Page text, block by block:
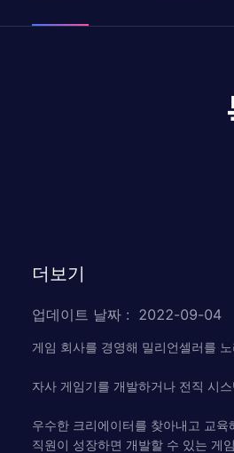
더보기
업데이트 날짜 : 2022-09-04
게임 회사를 경영해 밀리언셀러를
자사 게임기를 개발하거나 전직 시
우수한 크리에이터를 찾아내고 교육
직원이 성장하면 개발할 수 있는 게